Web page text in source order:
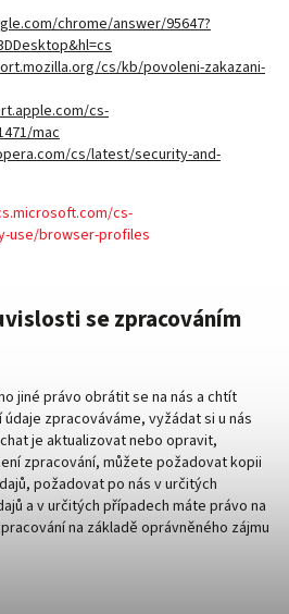
chrome/answer/95647?
cs/kb/povoleni-zakazani-
cs-
mac
cs/latest/security-and-
cs-
use/browser-profiles
se zpracováním
jiné právo obrátit se na nás a chtít
zpracováváme, vyžádat si u nás
je aktualizovat nebo opravit,
zpracování, můžete požadovat kopii
požadovat po nás v určitých
a v určitých případech máte právo na
na základě oprávněného zájmu